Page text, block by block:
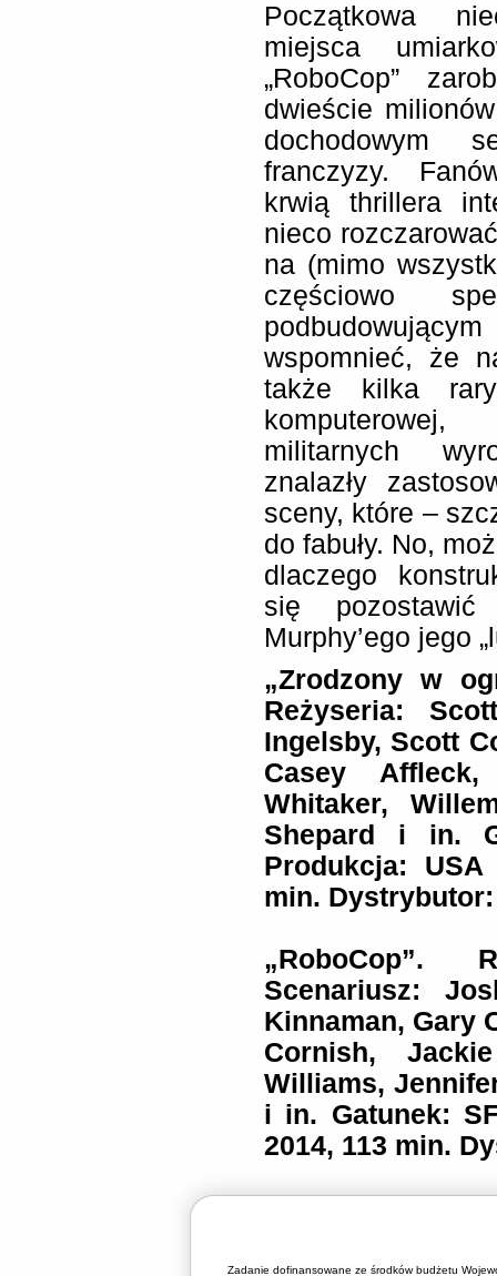
Początkowa
miejsca
„RoboCop”
dwieście
dochodowym
franczyzy.
krwią thrillera
nieco
na (mimo
częściowo
wspomnieć, że
także kilka
militarnych
znalazły
sceny, które –
do fabuły. No,
dlaczego
się pozostawić
Murphy’ego jego
„Zrodzony w
Reżyseria:
Ingelsby, Scott
Casey
Whitaker,
Shepard i in.
Produkcja:
min.
„RoboCop”.
Scenariusz:
Kinnaman, Gary
Cornish,
Williams,
i in. Gatunek:
2014, 113 min.
Zadanie dofinansowane ze środków budżetu